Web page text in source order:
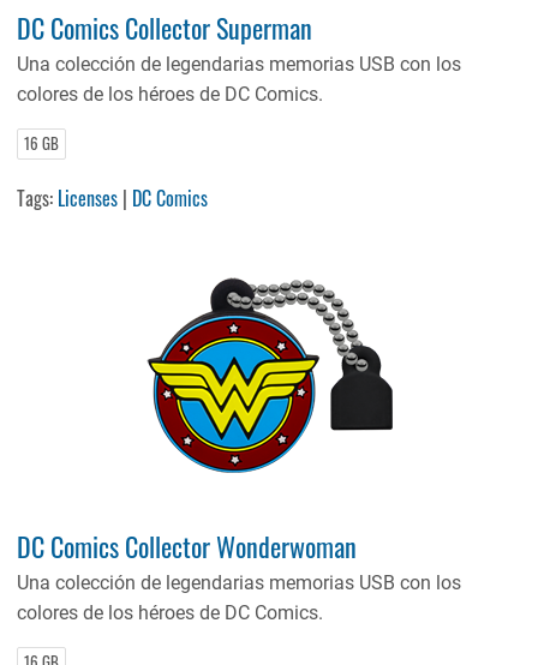
DC Comics Collector Superman
Una colección de legendarias memorias USB con los
colores de los héroes de DC Comics.
16 GB
Tags: Licenses | DC Comics
DC Comics Collector Wonderwoman
Una colección de legendarias memorias USB con los
colores de los héroes de DC Comics.